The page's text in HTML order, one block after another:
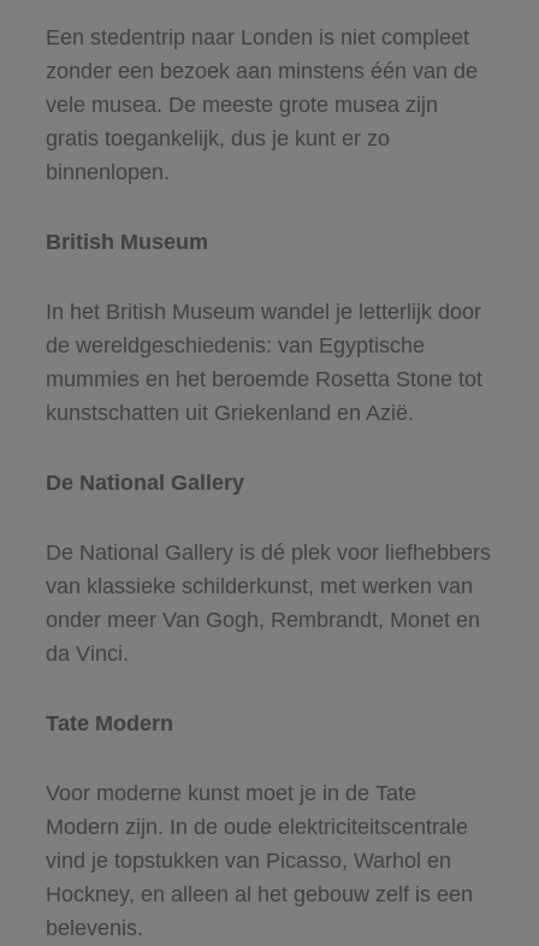
Een stedentrip naar Londen is niet compleet
zonder een bezoek aan minstens één van de
vele musea. De meeste grote musea zijn
gratis toegankelijk, dus je kunt er zo
binnenlopen.
British Museum
In het British Museum wandel je letterlijk door
de wereldgeschiedenis: van Egyptische
mummies en het beroemde Rosetta Stone tot
kunstschatten uit Griekenland en Azië.
De National Gallery
De National Gallery is dé plek voor liefhebbers
van klassieke schilderkunst, met werken van
onder meer Van Gogh, Rembrandt, Monet en
da Vinci.
Tate Modern
Voor moderne kunst moet je in de Tate
Modern zijn. In de oude elektriciteitscentrale
vind je topstukken van Picasso, Warhol en
Hockney, en alleen al het gebouw zelf is een
belevenis.